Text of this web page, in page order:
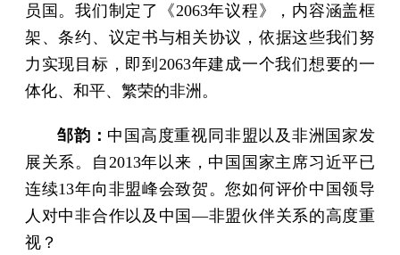
员国。我们制定了《2063年议程》，内容涵盖框
架、条约、议定书与相关协议，依据这些我们努
力实现目标，即到2063年建成一个我们想要的一
体化、和平、繁荣的非洲。
邹韵： 中国高度重视同非盟以及非洲国家发
展关系。自2013年以来，中国国家主席习近平已
连续13年向非盟峰会致贺。您如何评价中国领导
人对中非合作以及中国—非盟伙伴关系的高度重
视？